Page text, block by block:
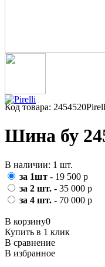
Код товара:
Шина бу
В наличии: 1 шт.
за 1шт - 19 500 р
за 2 шт. - 35 000 р
за 4 шт. - 70 000 р
В корзину0
Купить в 1 клик
В сравнение
В избранное